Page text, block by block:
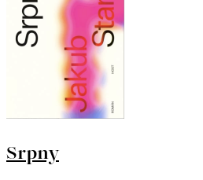
Srpny